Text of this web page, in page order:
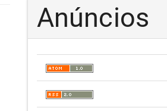
Anúncios